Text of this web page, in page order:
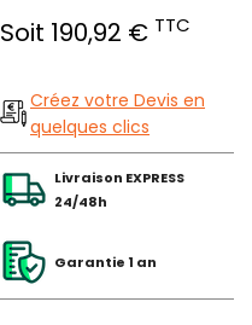
Soit 190,92 € TTC
Créez votre Devis en
quelques clics
Livraison EXPRESS
24/48h
Garantie 1 an